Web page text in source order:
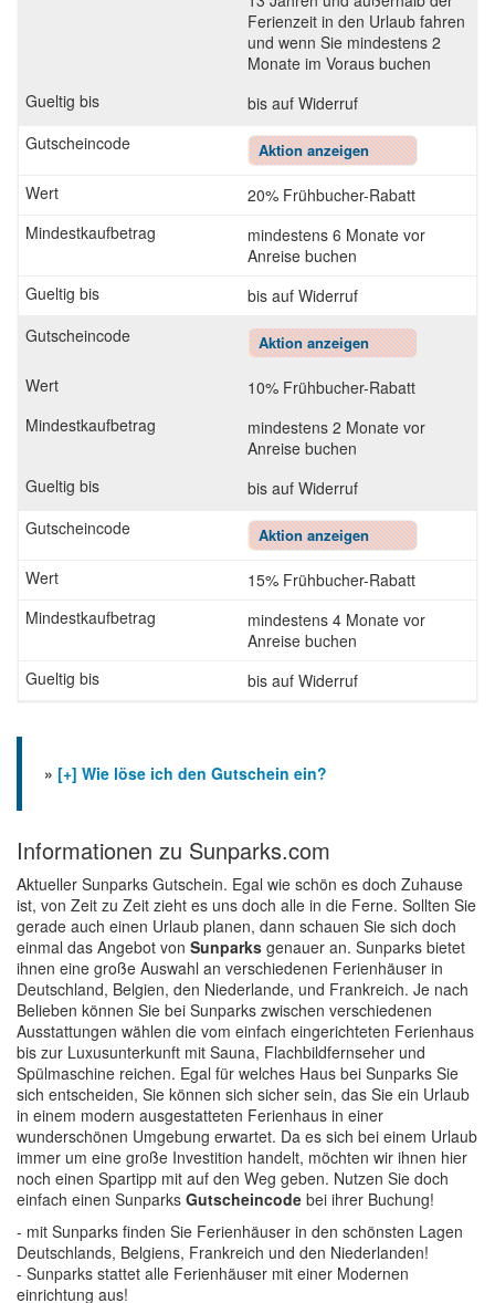
Ferienzeit in den Urlaub fahren
und wenn Sie mindestens 2
Monate im Voraus buchen
bis auf Widerruf
Aktion anzeigen
20% Frühbucher-Rabatt
mindestens 6 Monate vor
Anreise buchen
bis auf Widerruf
Aktion anzeigen
10% Frühbucher-Rabatt
mindestens 2 Monate vor
Anreise buchen
bis auf Widerruf
Aktion anzeigen
15% Frühbucher-Rabatt
mindestens 4 Monate vor
Anreise buchen
bis auf Widerruf
» [+] Wie löse ich den Gutschein ein?
Informationen zu Sunparks.com
Aktueller Sunparks Gutschein. Egal wie schön es doch Zuhause
ist, von Zeit zu Zeit zieht es uns doch alle in die Ferne. Sollten Sie
gerade auch einen Urlaub planen, dann schauen Sie sich doch
einmal das Angebot von Sunparks genauer an. Sunparks bietet
ihnen eine große Auswahl an verschiedenen Ferienhäuser in
Deutschland, Belgien, den Niederlande, und Frankreich. Je nach
Belieben können Sie bei Sunparks zwischen verschiedenen
Ausstattungen wählen die vom einfach eingerichteten Ferienhaus
bis zur Luxusunterkunft mit Sauna, Flachbildfernseher und
Spülmaschine reichen. Egal für welches Haus bei Sunparks Sie
sich entscheiden, Sie können sich sicher sein, das Sie ein Urlaub
in einem modern ausgestatteten Ferienhaus in einer
wunderschönen Umgebung erwartet. Da es sich bei einem Urlaub
immer um eine große Investition handelt, möchten wir ihnen hier
noch einen Spartipp mit auf den Weg geben. Nutzen Sie doch
einfach einen Sunparks Gutscheincode bei ihrer Buchung!
- mit Sunparks finden Sie Ferienhäuser in den schönsten Lagen
Deutschlands, Belgiens, Frankreich und den Niederlanden!
- Sunparks stattet alle Ferienhäuser mit einer Modernen
einrichtung aus!